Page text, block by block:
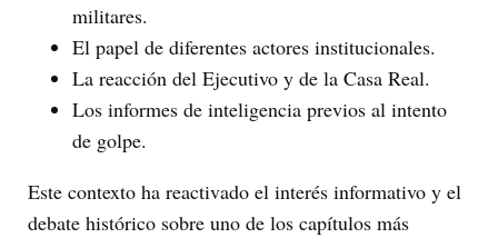
militares.
El papel de diferentes actores institucionales.
La reacción del Ejecutivo y de la Casa Real.
Los informes de inteligencia previos al intento
de golpe.
Este contexto ha reactivado el interés informativo y el
debate histórico sobre uno de los capítulos más